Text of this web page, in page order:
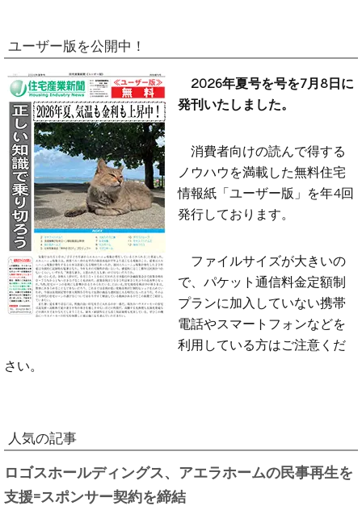
ユーザー版を公開中！
2026年夏号を号を7月8日に
発刊いたしました。
消費者向けの読んで得する
ノウハウを満載した無料住宅
情報紙「ユーザー版」を年4回
発行しております。
ファイルサイズが大きいの
で、パケット通信料金定額制
プランに加入していない携帯
電話やスマートフォンなどを
利用している方はご注意くだ
さい。
人気の記事
ロゴスホールディングス、アエラホームの民事再生を
支援=スポンサー契約を締結